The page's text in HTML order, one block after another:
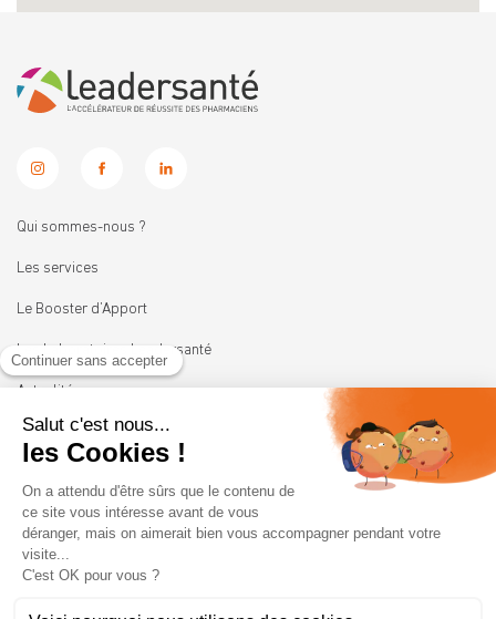
Qui sommes-nous ?
Les services
Le Booster d’Apport
Les Laboratoires Leadersanté
Actualités
Nous rejoindre
92100 BOULOGNE-BILLANCOURT
01 41 05 45 62
contact@leadersante.fr